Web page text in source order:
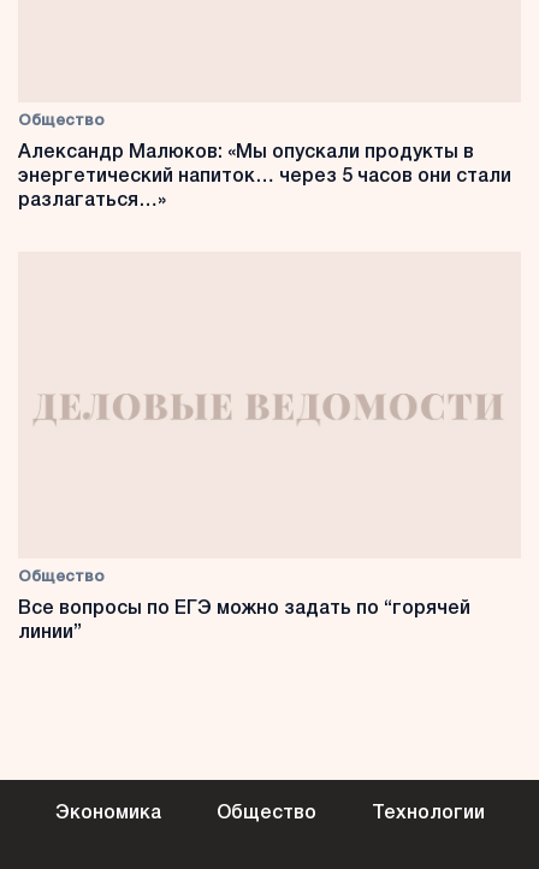
Общество
Александр Малюков: «Мы опускали продукты в
энергетический напиток… через 5 часов они стали
разлагаться…»
Общество
Все вопросы по ЕГЭ можно задать по “горячей
линии”
Экономика Общество Технологии